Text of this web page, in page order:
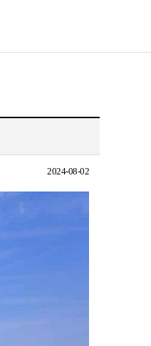
2024-08-02